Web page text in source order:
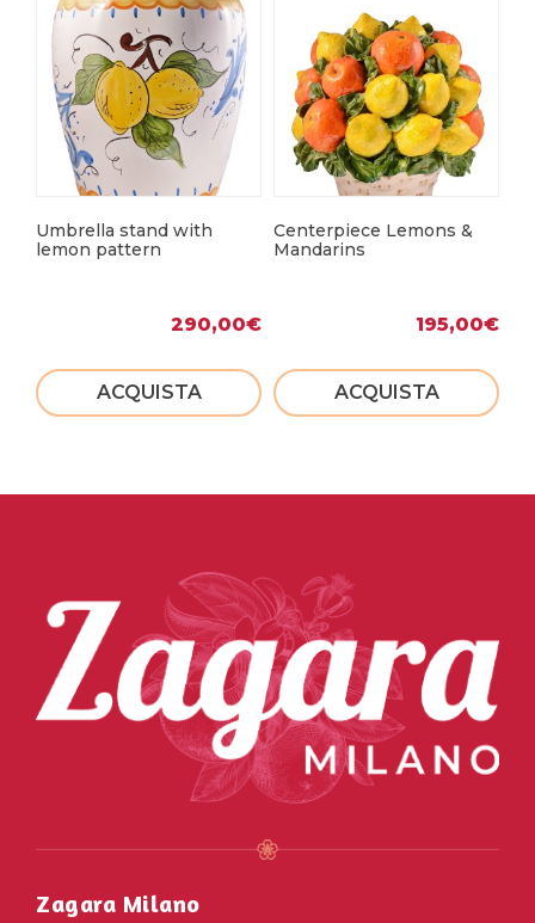
Umbrella stand with
lemon pattern
290,00€
ACQUISTA
Centerpiece Lemons &
Mandarins
195,00€
ACQUISTA
Zagara Milano